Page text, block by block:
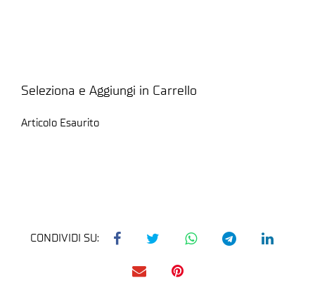
Seleziona e Aggiungi in Carrello
Articolo Esaurito
CONDIVIDI SU: